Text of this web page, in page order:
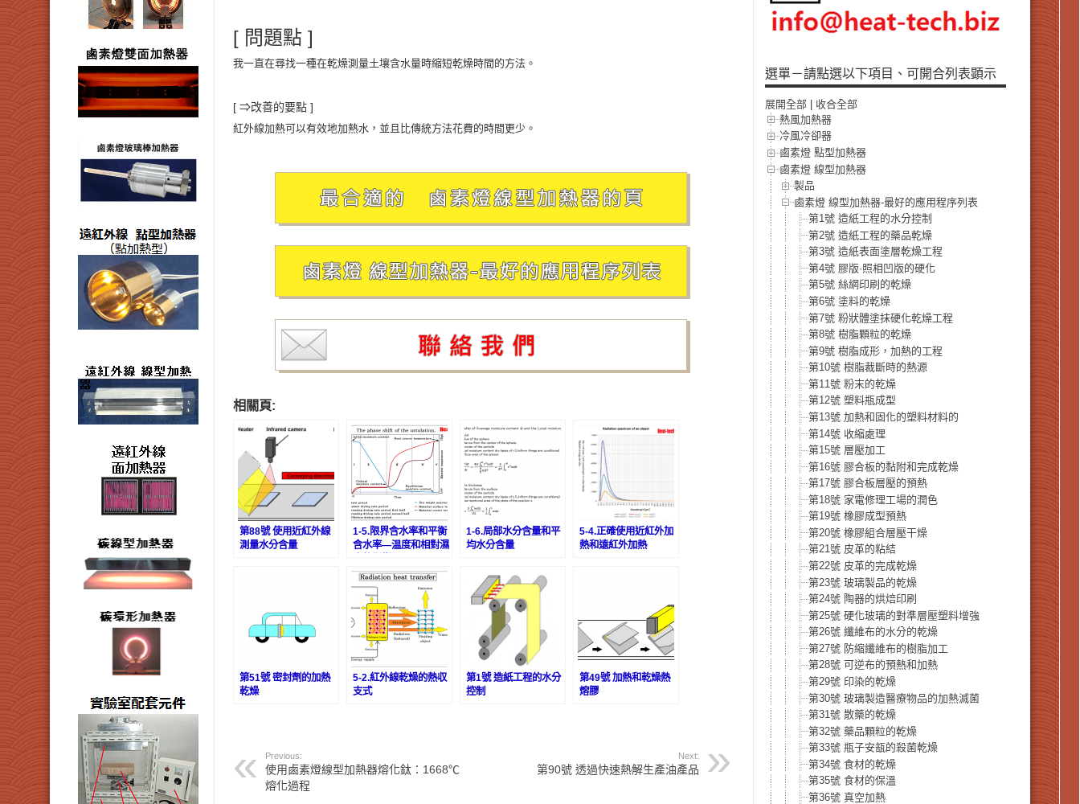
[ 問題點 ]
我一直在尋找一種在乾燥測量土壤含水量時縮短乾燥時間的方法。
[ ⇒改善的要點 ]
紅外線加熱可以有效地加熱水，並且比傳統方法花費的時間更少。
相關頁:
第88號 使用近紅外線
測量水分含量
1-5.限界含水率和平衡
含水率―温度和相對濕
1-6.局部水分含量和平
均水分含量
5-4.正確使用近紅外加
熱和遠紅外加熱
第51號 密封劑的加熱
乾燥
5-2.紅外線乾燥的熱収
支式
第1號 造紙工程的水分
控制
第49號 加熱和乾燥熱
熔膠
Previous:
使用鹵素燈線型加熱器熔化鈦：1668℃
熔化過程
Next:
第90號 透過快速熱解生產油產品
選單－請點選以下項目、可開合列表顕示
展開全部
收合全部
熱風加熱器
冷風冷卻器
鹵素燈 點型加熱器
鹵素燈 線型加熱器
製品
鹵素燈 線型加熱器-最好的應用程序列表
第1號 造紙工程的水分控制
第2號 造紙工程的藥品乾燥
第3號 造紙表面塗層乾燥工程
第4號 膠版·照相凹版的硬化
第5號 絲網印刷的乾燥
第6號 塗料的乾燥
第7號 粉狀體塗抹硬化乾燥工程
第8號 樹脂顆粒的乾燥
第9號 樹脂成形，加熱的工程
第10號 樹脂裁斷時的熱源
第11號 粉末的乾燥
第12號 塑料瓶成型
第13號 加熱和固化的塑料材料的
第14號 收縮處理
第15號 層壓加工
第16號 膠合板的黏附和完成乾燥
第17號 膠合板層壓的預熱
第18號 家電修理工場的潤色
第19號 橡膠成型預熱
第20號 橡膠組合層壓干燥
第21號 皮革的粘結
第22號 皮革的完成乾燥
第23號 玻璃製品的乾燥
第24號 陶器的烘焙印刷
第25號 硬化玻璃的對準層壓塑料增強
第26號 纖維布的水分的乾燥
第27號 防縮纖維布的樹脂加工
第28號 可逆布的預熱和加熱
第29號 印染的乾燥
第30號 玻璃製造醫療物品的加熱滅菌
第31號 散藥的乾燥
第32號 藥品顆粒的乾燥
第33號 瓶子安瓿的殺菌乾燥
第34號 食材的乾燥
第35號 食材的保溫
第36號 真空加熱